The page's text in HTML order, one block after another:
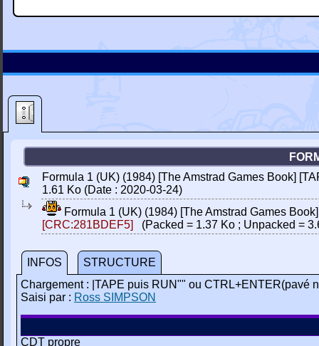
Formula 1 (UK) (1984) [The Amstrad Games Book]
1.61 Ko (Date : 2020-03-24)
Formula 1 (UK) (1984) [The Amstrad Games
[CRC:281BDEF5]
(Packed = 1.37 Ko ; Unpacked =
INFOS
STRUCTURE
Chargement : |TAPE puis RUN"" ou CTRL+ENTER(pavé
Saisi par : Ross SIMPSON
CDT propre